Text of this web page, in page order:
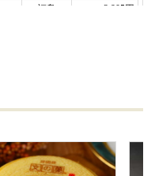
嬉しいです！（購入
イベンド時に送りそ